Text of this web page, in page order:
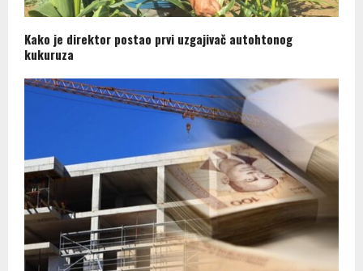
Kako je direktor postao prvi uzgajivač autohtonog
kukuruza